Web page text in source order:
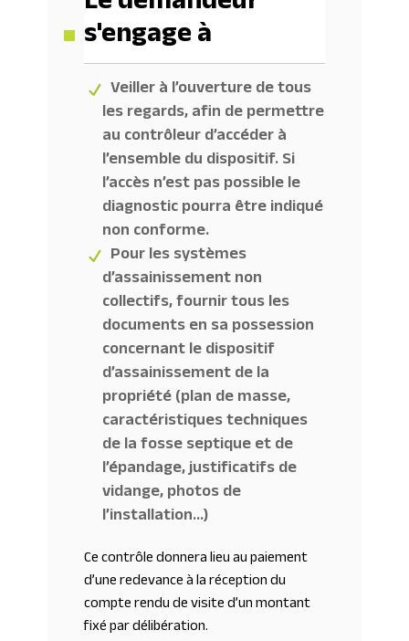
s'engage à
Veiller à l’ouverture de tous
les regards, afin de permettre
au contrôleur d’accéder à
l’ensemble du dispositif. Si
l’accès n’est pas possible le
diagnostic pourra être indiqué
non conforme.
Pour les systèmes
d’assainissement non
collectifs, fournir tous les
documents en sa possession
concernant le dispositif
d’assainissement de la
propriété (plan de masse,
caractéristiques techniques
de la fosse septique et de
l’épandage, justificatifs de
vidange, photos de
l’installation…)
Ce contrôle donnera lieu au paiement
d’une redevance à la réception du
compte rendu de visite d’un montant
fixé par délibération.